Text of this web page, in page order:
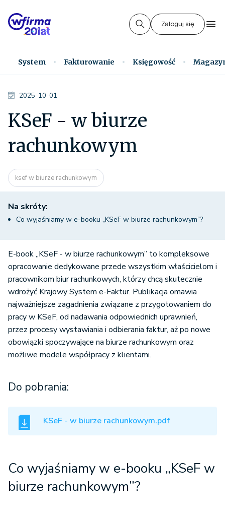
Zaloguj się
System Fakturowanie Księgowość
2025-10-01
KSeF - w biurze
rachunkowym
ksef w biurze rachunkowym
Na skróty:
Co wyjaśniamy w e-booku „KSeF w biurze rachunkowym”?
E-book „KSeF - w biurze rachunkowym” to kompleksowe
opracowanie dedykowane przede wszystkim właścicielom i
pracownikom biur rachunkowych, którzy chcą skutecznie
wdrożyć Krajowy System e-Faktur. Publikacja omawia
najważniejsze zagadnienia związane z przygotowaniem do
pracy w KSeF, od nadawania odpowiednich uprawnień,
przez procesy wystawiania i odbierania faktur, aż po nowe
obowiązki spoczywające na biurze rachunkowym oraz
możliwe modele współpracy z klientami.
Do pobrania:
KSeF - w biurze rachunkowym.pdf
Co wyjaśniamy w e-booku „KSeF w
biurze rachunkowym”?